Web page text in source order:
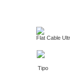
Flat Cable
Tipo